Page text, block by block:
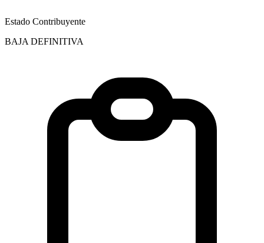
Estado Contribuyente
BAJA DEFINITIVA